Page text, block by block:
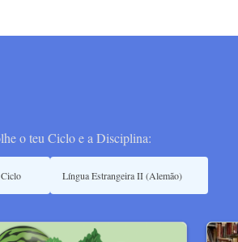
o teu Ciclo e a Disciplina: